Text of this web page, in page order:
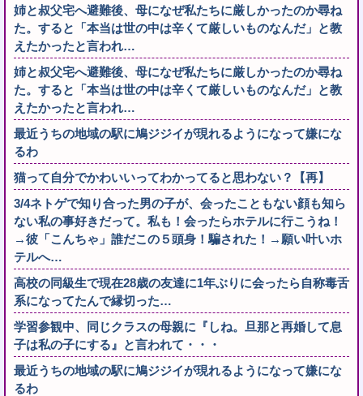
姉と叔父宅へ避難後、母になぜ私たちに厳しかったのか尋ね
た。すると「本当は世の中は辛くて厳しいものなんだ」と教
えたかったと言われ…
姉と叔父宅へ避難後、母になぜ私たちに厳しかったのか尋ね
た。すると「本当は世の中は辛くて厳しいものなんだ」と教
えたかったと言われ…
最近うちの地域の駅に鳩ジジイが現れるようになって嫌にな
るわ
猫って自分でかわいいってわかってると思わない？【再】
3/4ネトゲで知り合った男の子が、会ったこともない顔も知ら
ない私の事好きだって。私も！会ったらホテルに行こうね！
→彼「こんちゃ」誰だこの５頭身！騙された！→願い叶いホ
テルへ…
高校の同級生で現在28歳の友達に1年ぶりに会ったら自称毒舌
系になってたんで縁切った…
学習参観中、同じクラスの母親に『しね。旦那と再婚して息
子は私の子にする』と言われて・・・
最近うちの地域の駅に鳩ジジイが現れるようになって嫌にな
るわ